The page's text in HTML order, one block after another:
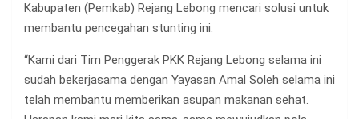
Kabupaten (Pemkab) Rejang Lebong mencari solusi untuk
membantu pencegahan stunting ini.
“Kami dari Tim Penggerak PKK Rejang Lebong selama ini
sudah bekerjasama dengan Yayasan Amal Soleh selama ini
telah membantu memberikan asupan makanan sehat.